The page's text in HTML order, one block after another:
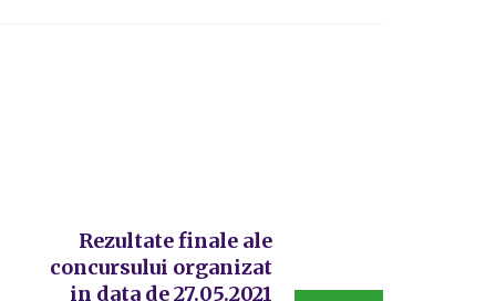
Rezultate finale ale
concursului organizat
in data de 27.05.2021